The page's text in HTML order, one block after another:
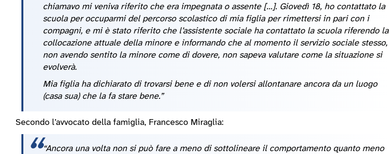
chiamavo mi veniva riferito che era impegnata o assente […]. Giovedì 18, ho contattato la
scuola per occuparmi del percorso scolastico di mia figlia per rimettersi in pari con i
compagni, e mi è stato riferito che l’assistente sociale ha contattato la scuola riferendo la
collocazione attuale della minore e informando che al momento il servizio sociale stesso,
non avendo sentito la minore come di dovere, non sapeva valutare come la situazione si
evolverà.
Mia figlia ha dichiarato di trovarsi bene e di non volersi allontanare ancora da un luogo
(casa sua) che la fa stare bene.”
Secondo l’avvocato della famiglia, Francesco Miraglia:
“Ancora una volta non si può fare a meno di sottolineare il comportamento quanto meno